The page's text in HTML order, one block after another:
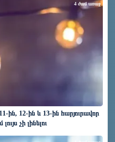
ին, 12-ին և 13-ին հարյուրավոր
չի լինելու
4 ժամ առաջ